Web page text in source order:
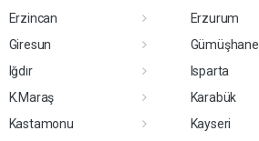
Erzincan
Erzurum
Giresun
Gümüşhane
Iğdır
Isparta
K.Maraş
Karabük
Kastamonu
Kayseri